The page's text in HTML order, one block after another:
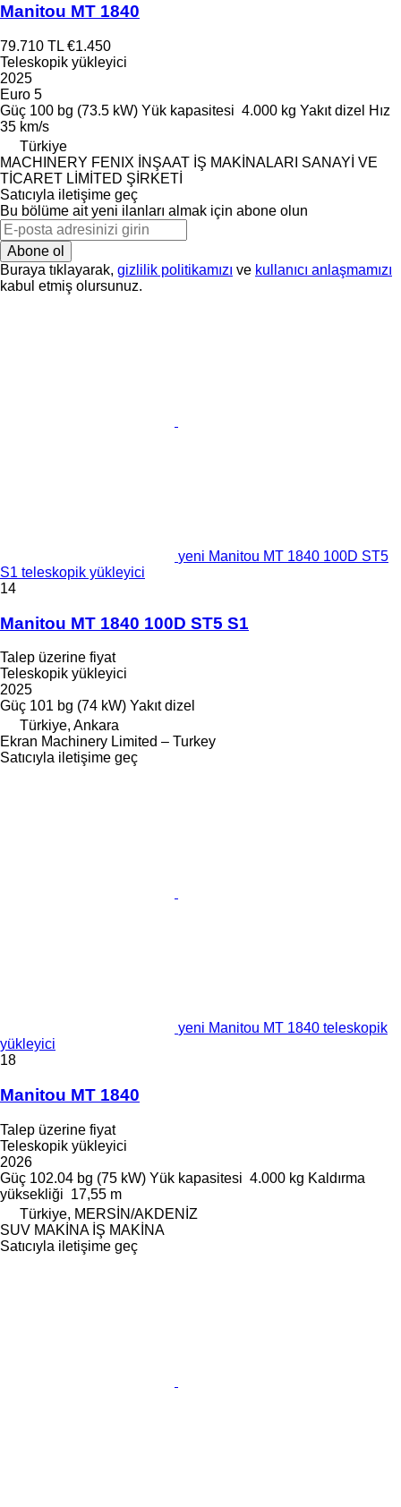
Manitou MT 1840
79.710 TL €1.450
Teleskopik yükleyici
2025
Euro 5
Güç 100 bg (73.5 kW) Yük kapasitesi 4.000 kg Yakıt dizel Hız
35 km/s
Türkiye
MACHINERY FENIX İNŞAAT İŞ MAKİNALARI SANAYİ VE
TİCARET LİMİTED ŞİRKETİ
Satıcıyla iletişime geç
Bu bölüme ait yeni ilanları almak için abone olun
Abone ol
Buraya tıklayarak, gizlilik politikamızı ve kullanıcı anlaşmamızı
kabul etmiş olursunuz.
yeni Manitou MT 1840 100D ST5
S1 teleskopik yükleyici
14
Manitou MT 1840 100D ST5 S1
Talep üzerine fiyat
Teleskopik yükleyici
2025
Güç 101 bg (74 kW) Yakıt dizel
Türkiye, Ankara
Ekran Machinery Limited – Turkey
Satıcıyla iletişime geç
yeni Manitou MT 1840 teleskopik
yükleyici
18
Manitou MT 1840
Talep üzerine fiyat
Teleskopik yükleyici
2026
Güç 102.04 bg (75 kW) Yük kapasitesi 4.000 kg Kaldırma
yüksekliği 17,55 m
Türkiye, MERSİN/AKDENİZ
SUV MAKİNA İŞ MAKİNA
Satıcıyla iletişime geç